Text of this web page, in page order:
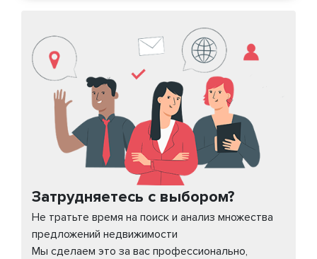
Затрудняетесь с выбором?
Не тратьте время на поиск и анализ множества
предложений недвижимости
Мы сделаем это за вас профессионально,